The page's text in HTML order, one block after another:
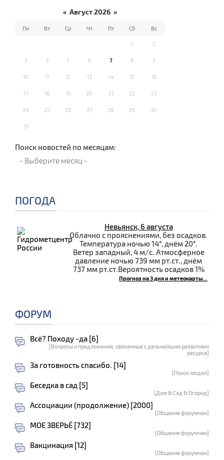
« Август 2026 »
Пн Вт Ср Чт Пт Сб Вс
1 2
3 4 5 6 7 8 9
10 11 12 13 14 15 16
17 18 19 20 21 22 23
24 25 26 27 28 29 30
31
Поиск новостей по месяцам:
ПОГОДА
Невьянск, 6 августа
Облачно с прояснениями, без осадков.
Температура ночью 14°, днём 20°.
Ветер западный, 4 м/с. Атмосферное
давление ночью 739 мм рт.ст., днём
737 мм рт.ст.Вероятность осадков 1%
Прогноз на 3 дня и метеокарты...
ФОРУМ
Всё? Походу -да [6]
[Вопросы и предложения, связанные с дальнейшим развитием
ресурса]
За готовность спасибо. [14]
[Поиск людей]
Беседка в сад [5]
[Дом & Сад & Огород]
Ассоциации (продолжение) [2000]
[Общение форумчан]
МОЕ ЗВЕРЬЁ [732]
[Общение форумчан]
Вакцинация [12]
[Общение форумчан]